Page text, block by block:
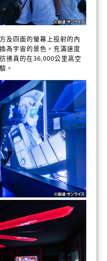
及四面的螢幕上投射的內
為宇宙的景色。充滿速度
彿真的在36,000公里高空
。